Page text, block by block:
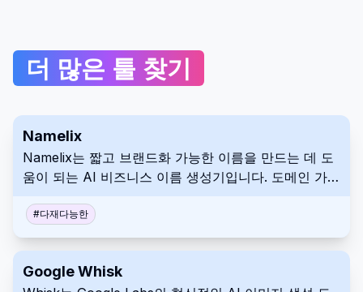
더 많은 툴 찾기
Namelix
Namelix는 짧고 브랜드화 가능한 이름을 만드는 데 도
움이 되는 AI 비즈니스 이름 생성기입니다. 도메인 가용
와 통합됩니다.
#다재다능한
Google Whisk